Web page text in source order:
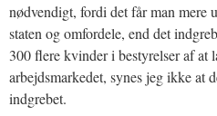
nødvendigt, fordi det får man mere
staten og omfordele, end det
300 flere kvinder i bestyrelser af at
arbejdsmarkedet, synes jeg ikke at
indgrebet.